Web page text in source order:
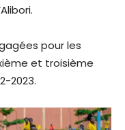
pour les
et troisième
2023.